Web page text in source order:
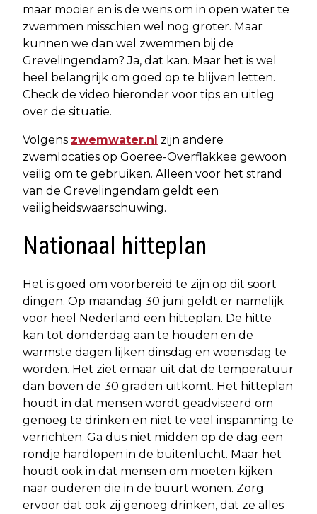
maar mooier en is de wens om in open water te
zwemmen misschien wel nog groter. Maar
kunnen we dan wel zwemmen bij de
Grevelingendam? Ja, dat kan. Maar het is wel
heel belangrijk om goed op te blijven letten.
Check de video hieronder voor tips en uitleg
over de situatie.
Volgens zwemwater.nl zijn andere
zwemlocaties op Goeree-Overflakkee gewoon
veilig om te gebruiken. Alleen voor het strand
van de Grevelingendam geldt een
veiligheidswaarschuwing.
Nationaal hitteplan
Het is goed om voorbereid te zijn op dit soort
dingen. Op maandag 30 juni geldt er namelijk
voor heel Nederland een hitteplan. De hitte
kan tot donderdag aan te houden en de
warmste dagen lijken dinsdag en woensdag te
worden. Het ziet ernaar uit dat de temperatuur
dan boven de 30 graden uitkomt. Het hitteplan
houdt in dat mensen wordt geadviseerd om
genoeg te drinken en niet te veel inspanning te
verrichten. Ga dus niet midden op de dag een
rondje hardlopen in de buitenlucht. Maar het
houdt ook in dat mensen om moeten kijken
naar ouderen die in de buurt wonen. Zorg
ervoor dat ook zij genoeg drinken, dat ze alles